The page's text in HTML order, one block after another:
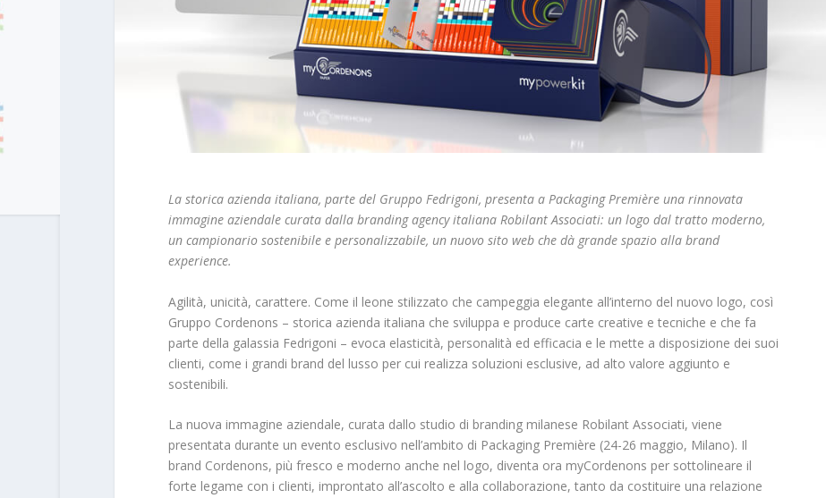
La storica azienda italiana, parte del Gruppo Fedrigoni, presenta a Packaging Première una rinnovata
immagine aziendale curata dalla branding agency italiana Robilant Associati: un logo dal tratto moderno,
un campionario sostenibile e personalizzabile, un nuovo sito web che dà grande spazio alla brand
experience.
Agilità, unicità, carattere. Come il leone stilizzato che campeggia elegante all’interno del nuovo logo, così
Gruppo Cordenons – storica azienda italiana che sviluppa e produce carte creative e tecniche e che fa
parte della galassia Fedrigoni – evoca elasticità, personalità ed efficacia e le mette a disposizione dei suoi
clienti, come i grandi brand del lusso per cui realizza soluzioni esclusive, ad alto valore aggiunto e
sostenibili.
La nuova immagine aziendale, curata dallo studio di branding milanese Robilant Associati, viene
presentata durante un evento esclusivo nell’ambito di Packaging Première (24-26 maggio, Milano). Il
brand Cordenons, più fresco e moderno anche nel logo, diventa ora myCordenons per sottolineare il
forte legame con i clienti, improntato all’ascolto e alla collaborazione, tanto da costituire una relazione